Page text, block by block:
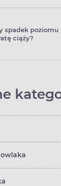
spadek poziomu
ciąży?